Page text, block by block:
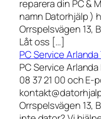
reparera din PC &
namn Datorhjälp )
Orrspelsvägen 13,
Låt oss […]
PC Service Arlanda
PC Service
08 37 21 00 och E-
Orrspelsvägen 13,